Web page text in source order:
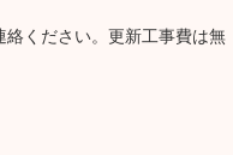
ください。更新工事費は無